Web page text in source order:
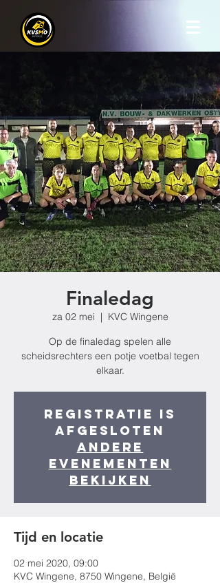
Finaledag
za 02 mei
  |
KVC Wingene
Op de finaledag spelen alle
scheidsrechters een potje voetbal tegen
elkaar.
Registratie is
afgesloten
Andere
evenementen
bekijken
Tijd en locatie
02 mei 2020, 09:00
KVC Wingene, 8750 Wingene, België